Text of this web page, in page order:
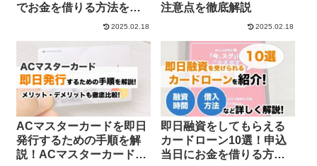
でお金を借りる方法を解
2025.02.18
注意点を徹底解説
2025.02.18
ACマスターカードを即日
発行するための手順を解
説！ACマスターカードの
即日融資をしてもらえる
カードローン10選！申込
当日にお金を借りる方法